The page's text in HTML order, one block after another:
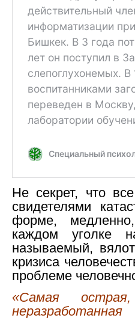
Не секрет, что
свидетелями
форме,
каждом уголке
называемый,
кризиса
проблеме
«Самая